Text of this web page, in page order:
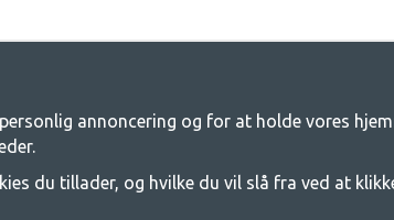
- Din butik for camping og
og alt andet udstyr til camping og friluftsliv. Vores
annoncering og for at holde vores
du tillader, og hvilke du vil slå fra ved at